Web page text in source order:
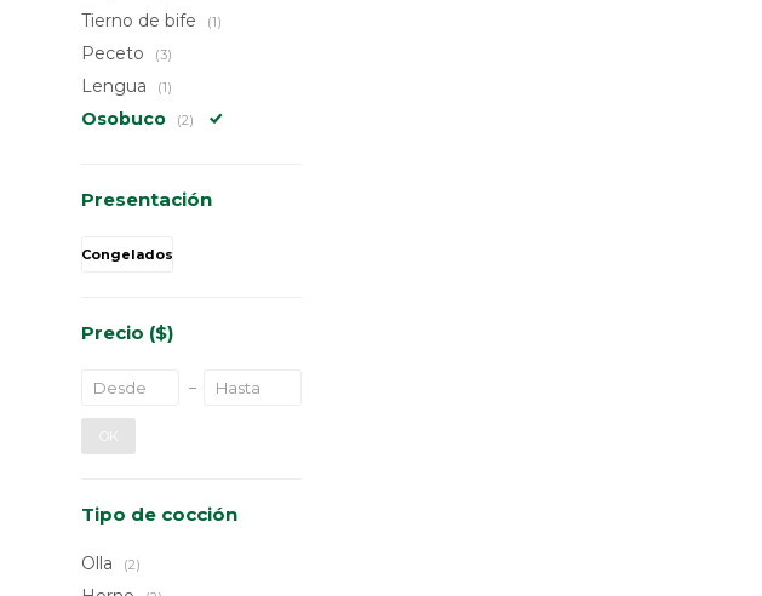
Tierno de bife (1)
Peceto (3)
Lengua (1)
Osobuco (2)
Presentación
Congelados
Precio ($)
OK
Tipo de cocción
Olla (2)